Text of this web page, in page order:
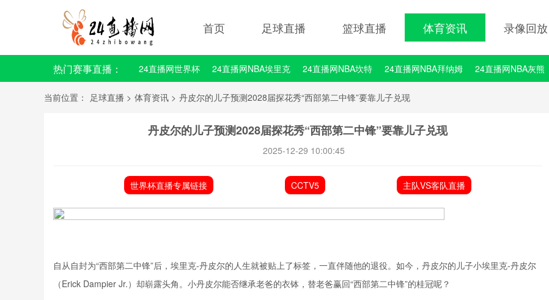
首页 足球直播 篮球直播 体育资讯 录像回放
热门赛事直播： 24直播网世界杯 24直播网NBA埃里克 24直播网NBA坎特 24直播网NBA拜纳姆 24直播网NBA灰熊
当前位置： 足球直播 > 体育资讯 > 丹皮尔的儿子预测2028届探花秀“西部第二中锋”要靠儿子兑现
丹皮尔的儿子预测2028届探花秀“西部第二中锋”要靠儿子兑现
2025-12-29 10:00:45
世界杯直播专属链接 CCTV5 主队VS客队直播
自从自封为“西部第二中锋”后， 埃里克-丹皮尔的人生就被贴上了标签，一直伴随他的退役。如今，丹皮尔的儿子小埃里克-丹皮尔
（Erick Dampier Jr.）却崭露头角。小丹皮尔能否继承老爸的衣钵，替老爸赢回“西部第二中锋”的桂冠呢？